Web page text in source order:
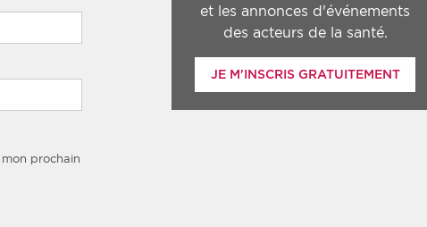
prochain
et les annonces d'événements
des acteurs de la santé.
JE M'INSCRIS GRATUITEMENT